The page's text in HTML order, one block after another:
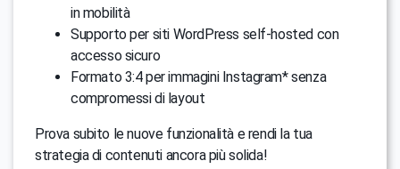
in mobilità
Supporto per siti WordPress self-hosted con
accesso sicuro
Formato 3:4 per immagini Instagram* senza
compromessi di layout
Prova subito le nuove funzionalità e rendi la tua
strategia di contenuti ancora più solida!